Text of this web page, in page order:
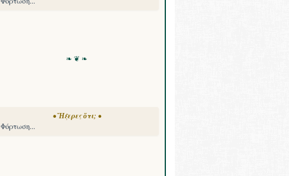
❧ ❦ ❧
• Ἤξερες ὅτι; •
Φόρτωση...